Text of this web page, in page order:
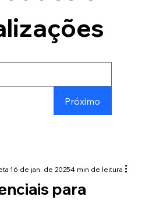
Próximo
para
16 de jan. de 20254 min de leitura